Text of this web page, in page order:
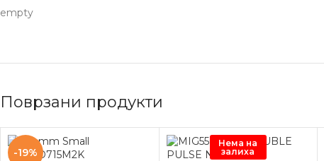
empty
Поврзани продукти
-19%
Нема на
залиха